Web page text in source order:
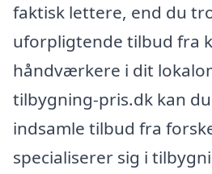
faktisk lettere, end du
uforpligtende tilbud fra
håndværkere i dit
tilbygning-pris.dk kan
indsamle tilbud fra
specialiserer sig i